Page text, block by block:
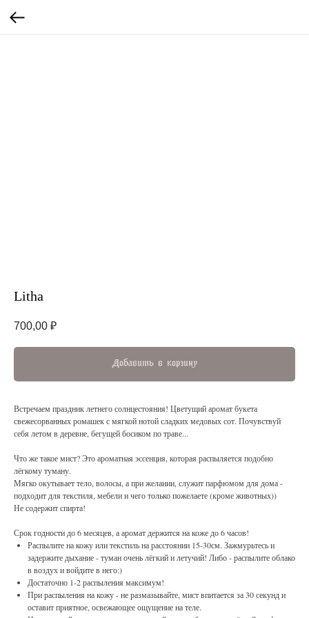
Litha
700,00 ₽
Добавить в корзину
Встречаем праздник летнего солнцестояния! Цветущий аромат букета
свежесорванных ромашек с мягкой нотой сладких медовых сот. Почувствуй
себя летом в деревне, бегущей босиком по траве...
Что же такое мист? Это ароматная эссенция, которая распыляется подобно
лёгкому туману.
Мягко окутывает тело, волосы, а при желании, служит парфюмом для дома -
подходит для текстиля, мебели и чего только пожелаете (кроме животных))
Не содержит спирта!
Срок годности до 6 месяцев, а аромат держится на коже до 6 часов!
Распылите на кожу или текстиль на расстоянии 15-30см. Зажмурьтесь и
задержите дыхание - туман очень лёгкий и летучий! Либо - распылите облако
в воздух и войдите в него:)
Достаточно 1-2 распыления максимум!
При распыления на кожу - не размазывайте, мист впитается за 30 секунд и
оставит приятное, освежающее ощущение на теле.